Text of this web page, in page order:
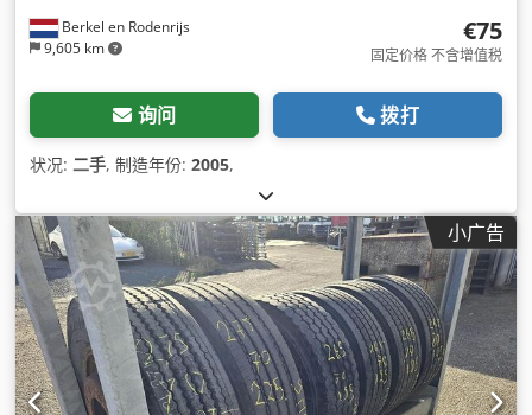
Berkel en Rodenrijs
9,605 km
€75
固定价格 不含增值税
询问 拨打
状况: 二手, 制造年份: 2005,
小广告